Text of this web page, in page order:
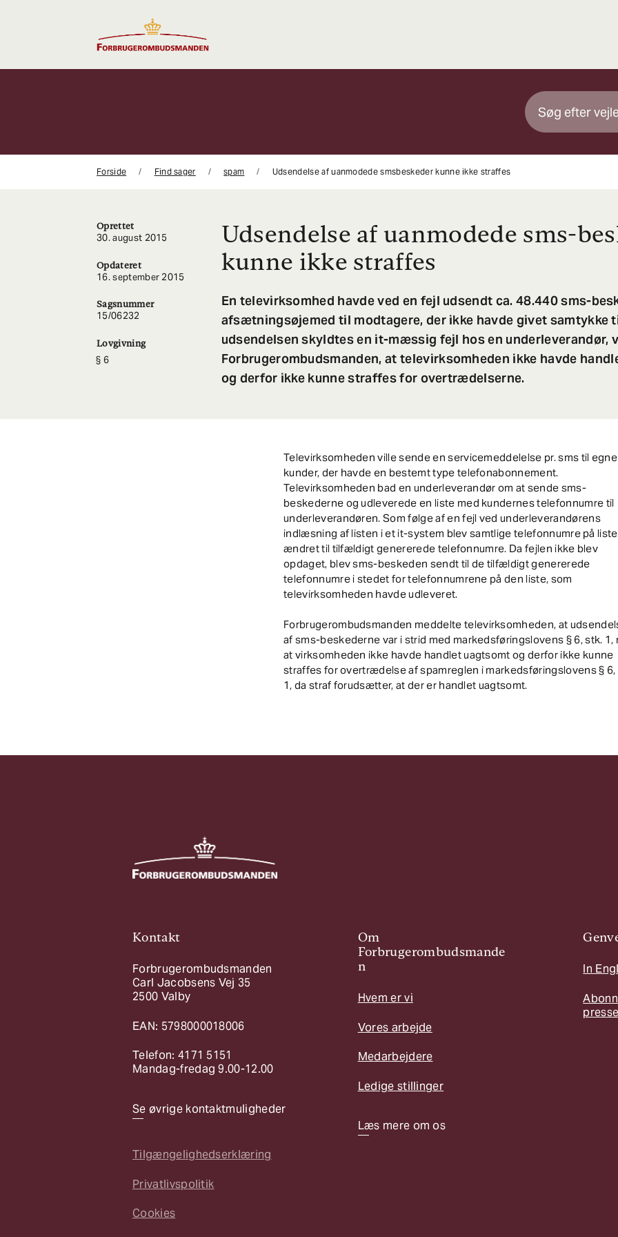
Forside Find sager spam Udsendelse af uanmodede smsbeskeder kunne ikke straffes
Oprettet
30. august 2015
Opdateret
16. september 2015
Sagsnummer
15/06232
Lovgivning
6
Udsendelse af uanmodede sms-
kunne ikke straffes
En televirksomhed havde ved en fejl udsendt ca. 48.440 sms-
afsætningsøjemed til modtagere, der ikke havde givet samtykke
udsendelsen skyldtes en it-mæssig fejl hos en underleverandør,
Forbrugerombudsmanden, at televirksomheden ikke havde
og derfor ikke kunne straffes for overtrædelserne.
Televirksomheden ville sende en servicemeddelelse pr. sms til egne
kunder, der havde en bestemt type telefonabonnement.
Televirksomheden bad en underleverandør om at sende sms-
beskederne og udleverede en liste med kundernes telefonnumre til
underleverandøren. Som følge af en fejl ved underleverandørens
indlæsning af listen i et it-system blev samtlige telefonnumre på
ændret til tilfældigt genererede telefonnumre. Da fejlen ikke blev
opdaget, blev sms-beskeden sendt til de tilfældigt genererede
telefonnumre i stedet for telefonnumrene på den liste, som
televirksomheden havde udleveret.
Forbrugerombudsmanden meddelte televirksomheden, at
af sms-beskederne var i strid med markedsføringslovens § 6, stk. 1,
at virksomheden ikke havde handlet uagtsomt og derfor ikke kunne
straffes for overtrædelse af spamreglen i markedsføringslovens § 6,
1, da straf forudsætter, at der er handlet uagtsomt.
Kontakt
Forbrugerombudsmanden
Carl Jacobsens Vej 35
2500 Valby
EAN: 5798000018006
Telefon: 4171 5151
Mandag-fredag 9.00-12.00
Se øvrige kontaktmuligheder
Tilgængelighedserklæring
Privatlivspolitik
Cookies
Om
Forbrugerombudsmande
n
Hvem er vi
Vores arbejde
Medarbejdere
Ledige stillinger
Læs mere om os
In